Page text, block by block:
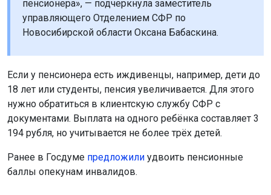
пенсионера», — подчеркнула заместитель
управляющего Отделением СФР по
Новосибирской области Оксана Бабаскина.
Если у пенсионера есть иждивенцы, например, дети до
18 лет или студенты, пенсия увеличивается. Для этого
нужно обратиться в клиентскую службу СФР с
документами. Выплата на одного ребёнка составляет 3
194 рубля, но учитывается не более трёх детей.
Ранее в Госдуме предложили удвоить пенсионные
баллы опекунам инвалидов.